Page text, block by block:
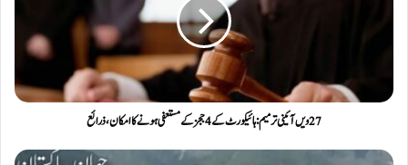
27ویں آئینی ترمیم: ہائیکورٹ کے 4 ججز کے مستعفی ہونے کا امکان ، ذرائع